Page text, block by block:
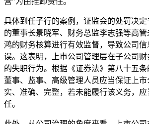
具体到任子行的案例，证监会的处罚决
的董事长景晓军、财务总监李志强等高
鸿的财务核算进行有效监督，导致公司
误。这表明，上市公司管理层在子公司
的失职行为。根据《证券法》第八十五
董事、监事、高级管理人员应当保证上
实、准确、完整，若未能履行该义务，
任。